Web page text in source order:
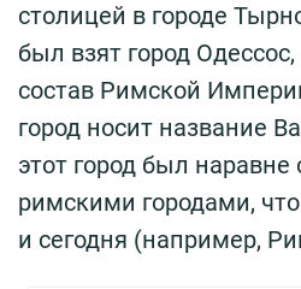
столицей в городе
был взят город
состав Римской
город носит название
этот город был наравне
римскими городами,
и сегодня (например,